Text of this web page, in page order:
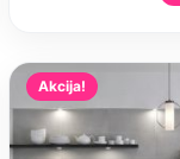
Akcija!